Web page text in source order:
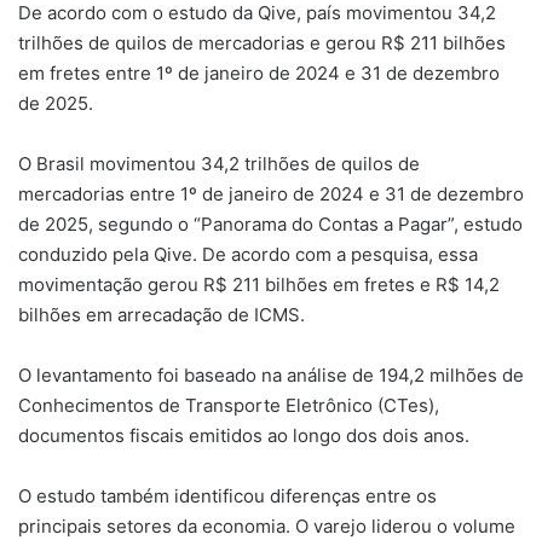
De acordo com o estudo da Qive, país movimentou 34,2
trilhões de quilos de mercadorias e gerou R$ 211 bilhões
em fretes entre 1º de janeiro de 2024 e 31 de dezembro
de 2025.
O Brasil movimentou 34,2 trilhões de quilos de
mercadorias entre 1º de janeiro de 2024 e 31 de dezembro
de 2025, segundo o “Panorama do Contas a Pagar”, estudo
conduzido pela Qive. De acordo com a pesquisa, essa
movimentação gerou R$ 211 bilhões em fretes e R$ 14,2
bilhões em arrecadação de ICMS.
O levantamento foi baseado na análise de 194,2 milhões de
Conhecimentos de Transporte Eletrônico (CTes),
documentos fiscais emitidos ao longo dos dois anos.
O estudo também identificou diferenças entre os
principais setores da economia. O varejo liderou o volume